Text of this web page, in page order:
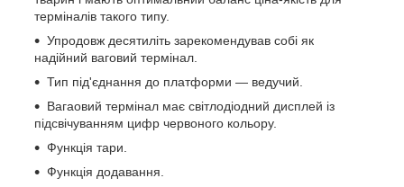
терміналів такого типу.
Упродовж десятиліть зарекомендував собі як
надійний ваговий термінал.
Тип під'єднання до платформи — ведучий.
Вагаовий термінал має світлодіодний дисплей із
підсвічуванням цифр червоного кольору.
Функція тари.
Функція додавання.